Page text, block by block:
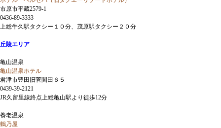
市原市平蔵2579-1
0436-89-3333
上総牛久駅タクシー１０分、茂原駅タクシー２０分
丘陵エリア
亀山温泉
亀山温泉ホテル
君津市豊田旧菅間田６５
0439-39-2121
JR久留里線終点上総亀山駅より徒歩12分
養老温泉
鶴乃屋